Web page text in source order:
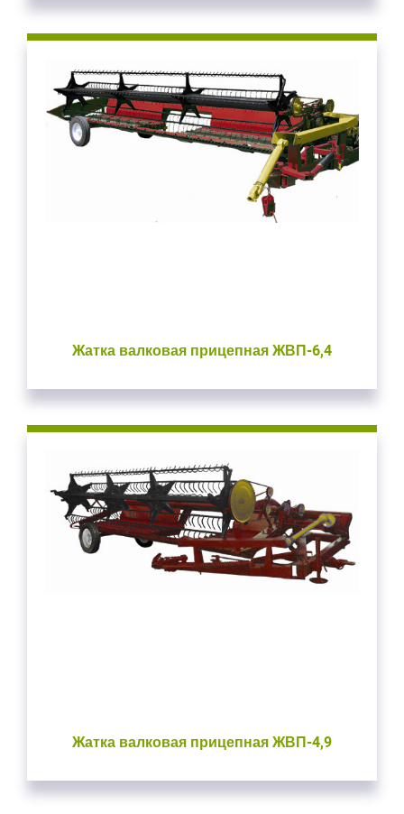
Жатка валковая прицепная ЖВП-6,4
Жатка валковая прицепная ЖВП-4,9